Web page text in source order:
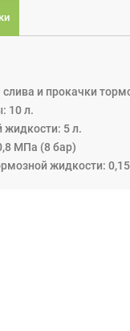
и прокачки
10 л.
5 л.
МПа (8 бар)
жидкости: